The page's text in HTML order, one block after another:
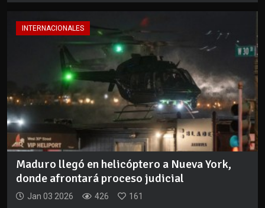
INTERNACIONALES
Maduro llegó en helicóptero a Nueva York,
donde afrontará proceso judicial
Jan 03 2026 426
161